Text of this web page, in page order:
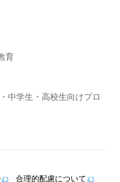
育
中学生・高校生向けプロ
合理的配慮について